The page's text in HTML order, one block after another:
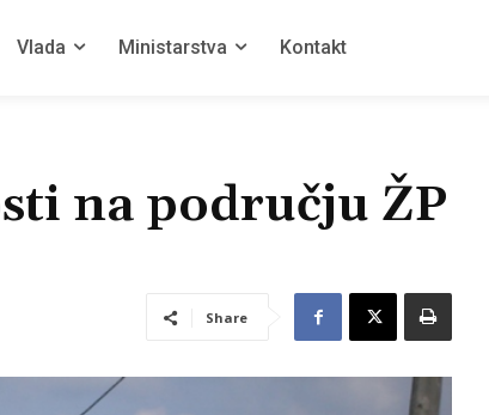
Vlada Ministarstva Kontakt
na području ŽP
Share